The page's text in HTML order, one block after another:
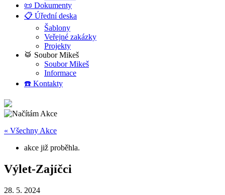
📜 Dokumenty
📋 Úřední deska
Šablony
Veřejné zakázky
Projekty
🥁 Soubor Mikeš
Soubor Mikeš
Informace
☎️ Kontakty
« Všechny Akce
akce již proběhla.
Výlet-Zajíčci
28. 5. 2024